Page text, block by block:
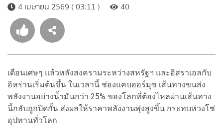
4 เมษายน 2569 ( 03:11 )
40
เดือนเศษๆ แล้วหลังสงครามระหว่างสหรัฐฯ และอิสราเอลกับ
อิหร่านเริ่มต้นขึ้น ในเวลานี้ ช่องแคบฮอร์มุซ เส้นทางขนส่ง
พลังงานอย่างน้ำมันกว่า 25% ของโลกที่ต้องไหลผ่านเส้นทาง
นี้กลับถูกปิดกั้น ส่งผลให้ราคาพลังงานพุ่งสูงขึ้น กระทบห่วงโซ่
อุปทานทั่วโลก